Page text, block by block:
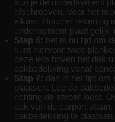
kun je de underlayment
afschroeven. Voor het
elkaar. Houd er rekening
underlayment plaat gelijk
Stap 6:
het is nu tijd om
kunt hiervoor twee
deze iets boven het dak
dakbedekking vanaf
Stap 7: dan is het tijd om
plaatsen. Leg de
richting de afvoer loopt.
dak van de carport
dakbedekking te